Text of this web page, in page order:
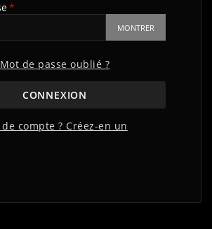
MONTRER
Mot de passe oublié ?
CONNEXION
de compte ? Créez-en un